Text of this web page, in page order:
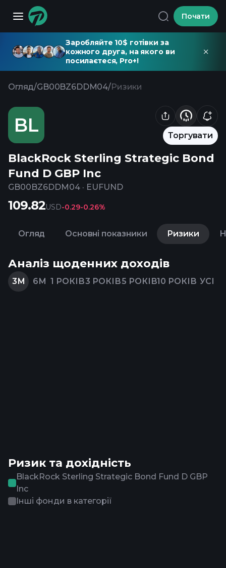
Почати
Заробляйте 10$ готівки за
кожного друга, на якого ви
посилаєтеся, Pro+!
Огляд/GB00BZ6DDM04/Ризики
BL Торгувати
BlackRock Sterling Strategic Bond
Fund D GBP Inc
GB00BZ6DDM04 · EUFUND
109.82USD-0.29-0.26%
Огляд Основні показники Ризики
Аналіз щоденних доходів
3М 6М 1 РОКІВ3 РОКІВ5 РОКІВ10 РОКІВ УСІ
Ризик та дохідність
BlackRock Sterling Strategic Bond Fund D GBP
Inc
Інші фонди в категорії